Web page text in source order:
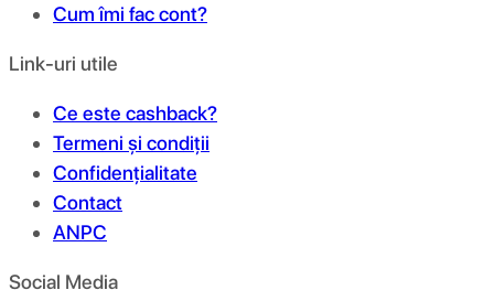
Cum îmi fac cont?
Link-uri utile
Ce este cashback?
Termeni și condiții
Confidențialitate
Contact
ANPC
Social Media